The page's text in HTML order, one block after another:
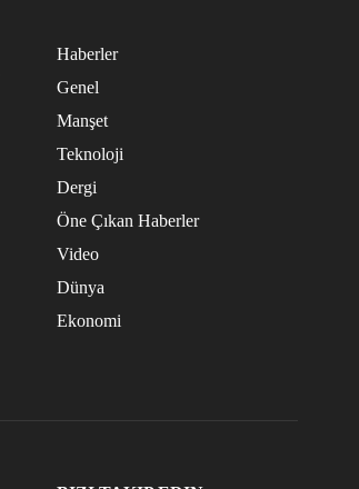
Haberler
Genel
Manşet
Teknoloji
Dergi
Öne Çıkan Haberler
Video
Dünya
Ekonomi